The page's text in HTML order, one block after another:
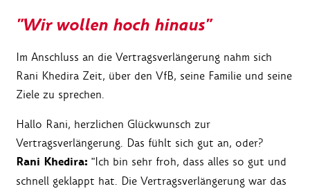
"Wir wollen hoch hinaus"
Im Anschluss an die Vertragsverlängerung nahm sich
Rani Khedira Zeit, über den VfB, seine Familie und seine
Ziele zu sprechen.
Hallo Rani, herzlichen Glückwunsch zur
Vertragsverlängerung. Das fühlt sich gut an, oder?
Rani Khedira: "Ich bin sehr froh, dass alles so gut und
schnell geklappt hat. Die Vertragsverlängerung war das